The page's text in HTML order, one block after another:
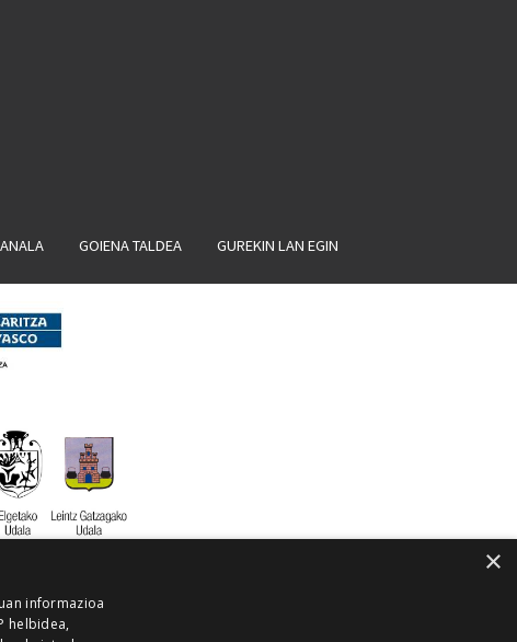
GOIENA TALDEA GUREKIN LAN EGIN
×
informazioa
helbidea,